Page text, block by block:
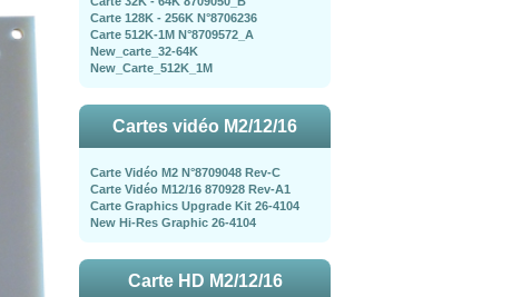
Carte 128K - 256K N°8706236
Carte 512K-1M N°8709572_A
New_carte_32-64K
New_Carte_512K_1M
Cartes vidéo M2/12/16
Carte Vidéo M2 N°8709048 Rev-C
Carte Vidéo M12/16 870928 Rev-A1
Carte Graphics Upgrade Kit 26-4104
New Hi-Res Graphic 26-4104
Carte HD M2/12/16